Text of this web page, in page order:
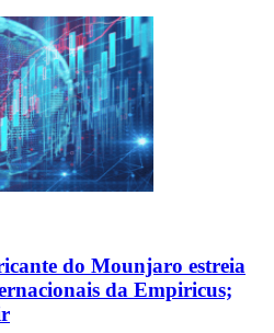
do Mounjaro estreia
da Empiricus;